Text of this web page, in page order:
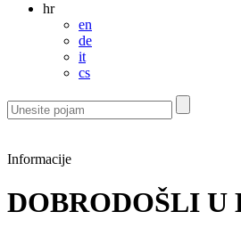
hr
en
de
it
cs
Informacije
DOBRODOŠLI U